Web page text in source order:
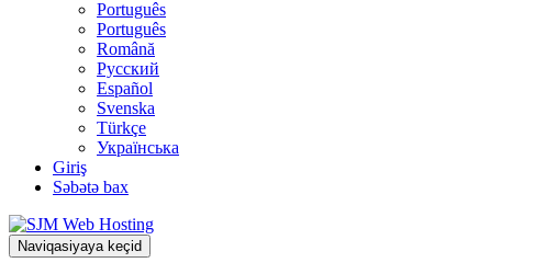
Português
Português
Română
Русский
Español
Svenska
Türkçe
Українська
Giriş
Səbətə bax
Naviqasiyaya keçid